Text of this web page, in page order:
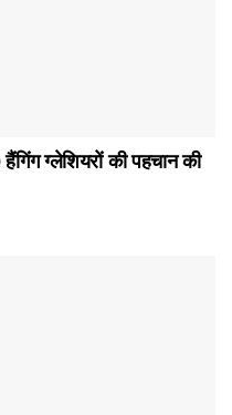
ग्लेशियरों की पहचान की